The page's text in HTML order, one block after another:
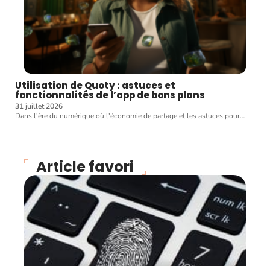
Utilisation de Quoty : astuces et
fonctionnalités de l’app de bons plans
31 juillet 2026
Dans l'ère du numérique où l'économie de partage et les astuces pour…
Article favori